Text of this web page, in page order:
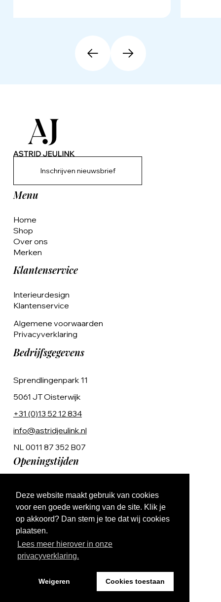
Deze website maakt gebruik van cookies
voor een goede werking van de site. Klik je
op akkoord? Dan stem je toe dat wij cookies
plaatsen.
Lees meer hierover in onze
privacyverklaring.
Weigeren Cookies toestaan
Inschrijven nieuwsbrief
Menu
Home
Shop
Over ons
Merken
Klantenservice
Interieurdesign
Klantenservice
Algemene voorwaarden
Privacyverklaring
Bedrijfsgegevens
Sprendlingenpark 11
5061 JT Oisterwijk
+31 (0)13 52 12 834
info@astridjeulink.nl
NL 0011 87 352 B07
Openingstijden
Ma t/m Vr 9:00 - 17:00
Website by The Cre8ion.Lab